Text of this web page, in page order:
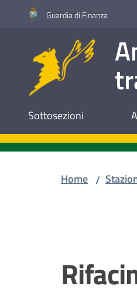
Vai al contenuto
Vai alla navigazione
Vai al footerGuardia di Finanza
Sottosezioni
Home /